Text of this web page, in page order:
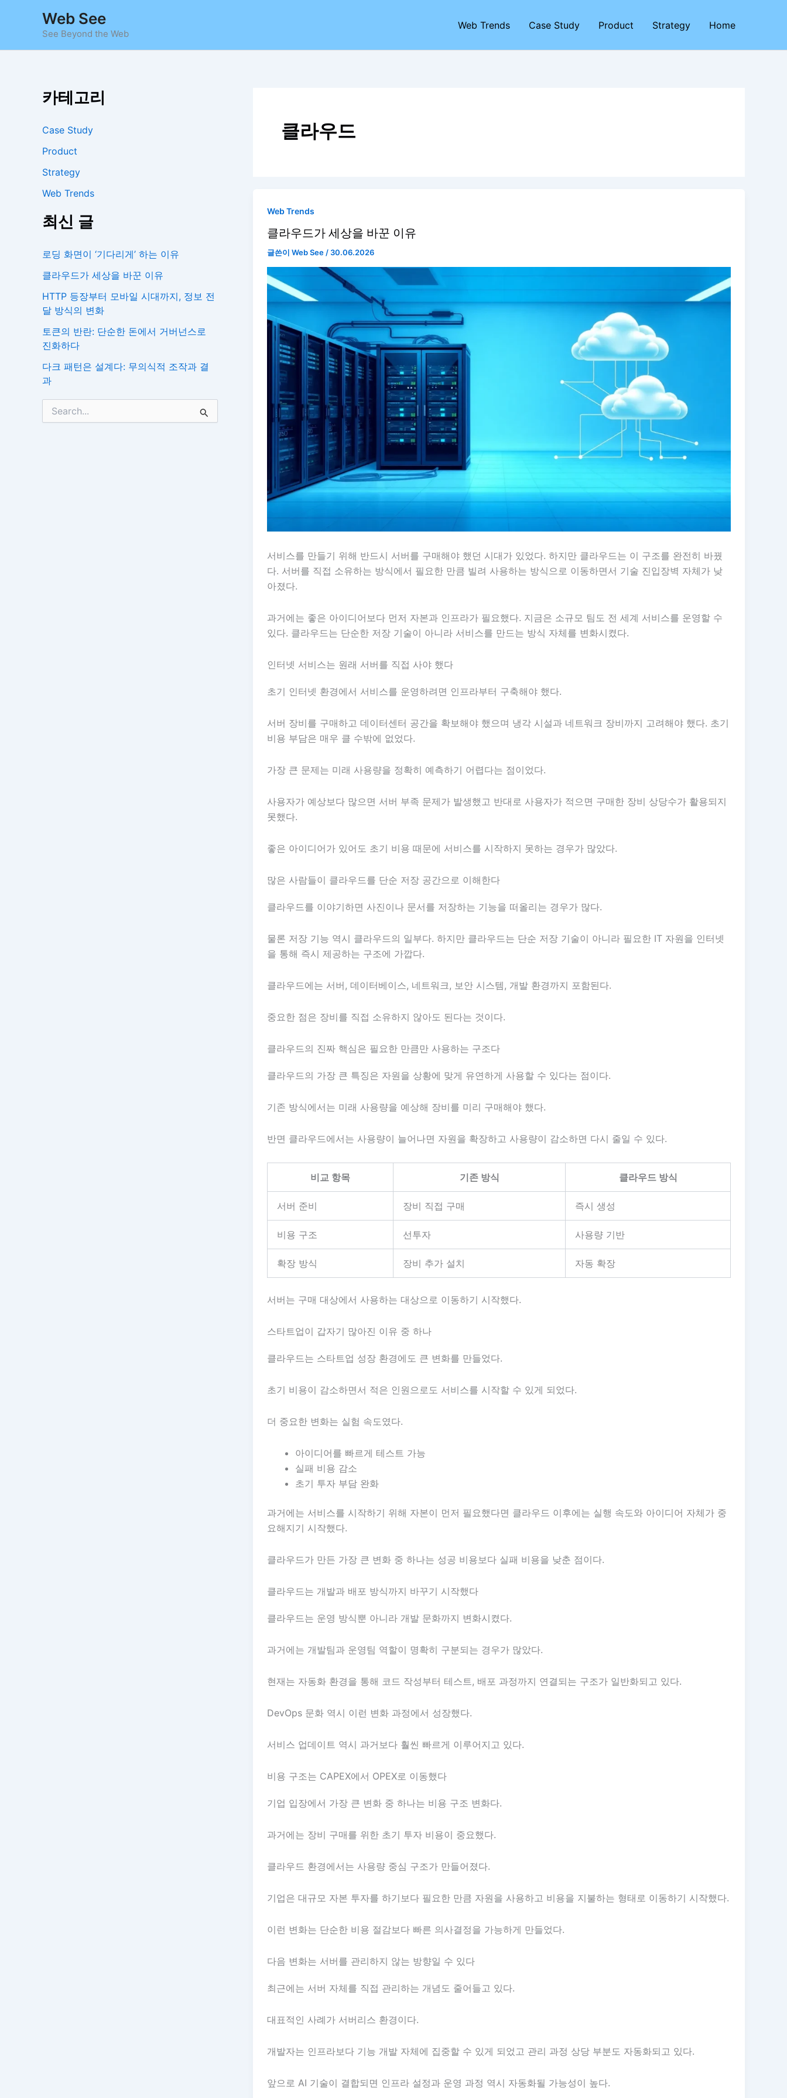
로
Web See
See Beyond the Web
Web Trends Case Study Product Strategy Home
카테고리
Case Study
Product
Strategy
Web Trends
최신 글
로딩 화면이 ‘기다리게’ 하는 이유
클라우드가 세상을 바꾼 이유
HTTP 등장부터 모바일 시대까지, 정보 전
달 방식의 변화
토큰의 반란: 단순한 돈에서 거버넌스로
진화하다
다크 패턴은 설계다: 무의식적 조작과 결
과
클라우드
Web Trends
클라우드가 세상을 바꾼 이유
글쓴이 Web See / 30.06.2026
서비스를 만들기 위해 반드시 서버를 구매해야 했던 시대가 있었다. 하지만 클라우드는 이 구조를 완전히 바꿨
다. 서버를 직접 소유하는 방식에서 필요한 만큼 빌려 사용하는 방식으로 이동하면서 기술 진입장벽 자체가 낮
아졌다.
과거에는 좋은 아이디어보다 먼저 자본과 인프라가 필요했다. 지금은 소규모 팀도 전 세계 서비스를 운영할 수
있다. 클라우드는 단순한 저장 기술이 아니라 서비스를 만드는 방식 자체를 변화시켰다.
인터넷 서비스는 원래 서버를 직접 사야 했다
초기 인터넷 환경에서 서비스를 운영하려면 인프라부터 구축해야 했다.
서버 장비를 구매하고 데이터센터 공간을 확보해야 했으며 냉각 시설과 네트워크 장비까지 고려해야 했다. 초기
비용 부담은 매우 클 수밖에 없었다.
가장 큰 문제는 미래 사용량을 정확히 예측하기 어렵다는 점이었다.
사용자가 예상보다 많으면 서버 부족 문제가 발생했고 반대로 사용자가 적으면 구매한 장비 상당수가 활용되지
못했다.
좋은 아이디어가 있어도 초기 비용 때문에 서비스를 시작하지 못하는 경우가 많았다.
많은 사람들이 클라우드를 단순 저장 공간으로 이해한다
클라우드를 이야기하면 사진이나 문서를 저장하는 기능을 떠올리는 경우가 많다.
물론 저장 기능 역시 클라우드의 일부다. 하지만 클라우드는 단순 저장 기술이 아니라 필요한 IT 자원을 인터넷
을 통해 즉시 제공하는 구조에 가깝다.
클라우드에는 서버, 데이터베이스, 네트워크, 보안 시스템, 개발 환경까지 포함된다.
중요한 점은 장비를 직접 소유하지 않아도 된다는 것이다.
클라우드의 진짜 핵심은 필요한 만큼만 사용하는 구조다
클라우드의 가장 큰 특징은 자원을 상황에 맞게 유연하게 사용할 수 있다는 점이다.
기존 방식에서는 미래 사용량을 예상해 장비를 미리 구매해야 했다.
반면 클라우드에서는 사용량이 늘어나면 자원을 확장하고 사용량이 감소하면 다시 줄일 수 있다.
비교 항목 기존 방식 클라우드 방식
서버 준비 장비 직접 구매 즉시 생성
비용 구조 선투자 사용량 기반
확장 방식 장비 추가 설치 자동 확장
서버는 구매 대상에서 사용하는 대상으로 이동하기 시작했다.
스타트업이 갑자기 많아진 이유 중 하나
클라우드는 스타트업 성장 환경에도 큰 변화를 만들었다.
초기 비용이 감소하면서 적은 인원으로도 서비스를 시작할 수 있게 되었다.
더 중요한 변화는 실험 속도였다.
아이디어를 빠르게 테스트 가능
실패 비용 감소
초기 투자 부담 완화
과거에는 서비스를 시작하기 위해 자본이 먼저 필요했다면 클라우드 이후에는 실행 속도와 아이디어 자체가 중
요해지기 시작했다.
클라우드가 만든 가장 큰 변화 중 하나는 성공 비용보다 실패 비용을 낮춘 점이다.
클라우드는 개발과 배포 방식까지 바꾸기 시작했다
클라우드는 운영 방식뿐 아니라 개발 문화까지 변화시켰다.
과거에는 개발팀과 운영팀 역할이 명확히 구분되는 경우가 많았다.
현재는 자동화 환경을 통해 코드 작성부터 테스트, 배포 과정까지 연결되는 구조가 일반화되고 있다.
DevOps 문화 역시 이런 변화 과정에서 성장했다.
서비스 업데이트 역시 과거보다 훨씬 빠르게 이루어지고 있다.
비용 구조는 CAPEX에서 OPEX로 이동했다
기업 입장에서 가장 큰 변화 중 하나는 비용 구조 변화다.
과거에는 장비 구매를 위한 초기 투자 비용이 중요했다.
클라우드 환경에서는 사용량 중심 구조가 만들어졌다.
기업은 대규모 자본 투자를 하기보다 필요한 만큼 자원을 사용하고 비용을 지불하는 형태로 이동하기 시작했다.
이런 변화는 단순한 비용 절감보다 빠른 의사결정을 가능하게 만들었다.
다음 변화는 서버를 관리하지 않는 방향일 수 있다
최근에는 서버 자체를 직접 관리하는 개념도 줄어들고 있다.
대표적인 사례가 서버리스 환경이다.
개발자는 인프라보다 기능 개발 자체에 집중할 수 있게 되었고 관리 과정 상당 부분도 자동화되고 있다.
앞으로 AI 기술이 결합되면 인프라 설정과 운영 과정 역시 자동화될 가능성이 높다.